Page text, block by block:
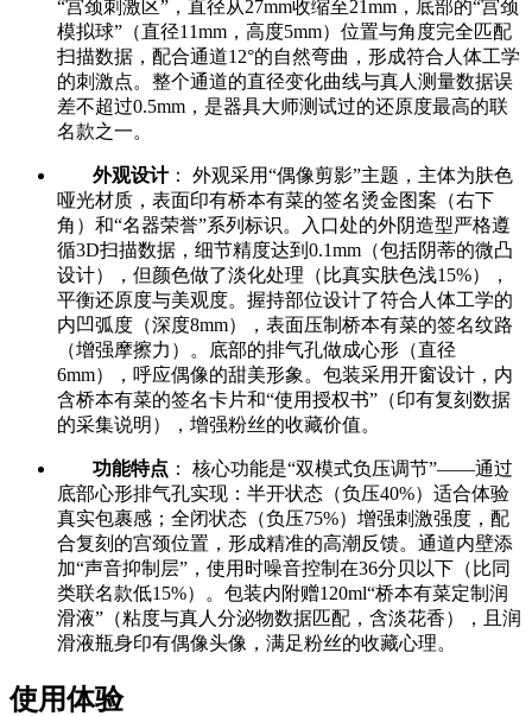
“宫颈刺激区”，直径从27mm收缩至21mm，底部的“宫颈
模拟球”（直径11mm，高度5mm）位置与角度完全匹配
扫描数据，配合通道12°的自然弯曲，形成符合人体工学
的刺激点。整个通道的直径变化曲线与真人测量数据误
差不超过0.5mm，是器具大师测试过的还原度最高的联
名款之一。
外观设计： 外观采用“偶像剪影”主题，主体为肤色
哑光材质，表面印有桥本有菜的签名烫金图案（右下
角）和“名器荣誉”系列标识。入口处的外阴造型严格遵
循3D扫描数据，细节精度达到0.1mm（包括阴蒂的微凸
设计），但颜色做了淡化处理（比真实肤色浅15%），
平衡还原度与美观度。握持部位设计了符合人体工学的
内凹弧度（深度8mm），表面压制桥本有菜的签名纹路
（增强摩擦力）。底部的排气孔做成心形（直径
6mm），呼应偶像的甜美形象。包装采用开窗设计，内
含桥本有菜的签名卡片和“使用授权书”（印有复刻数据
的采集说明），增强粉丝的收藏价值。
功能特点 ： 核心功能是“双模式负压调节”——通过
底部心形排气孔实现：半开状态（负压40%）适合体验
真实包裹感；全闭状态（负压75%）增强刺激强度，配
合复刻的宫颈位置，形成精准的高潮反馈。通道内壁添
加“声音抑制层”，使用时噪音控制在36分贝以下（比同
类联名款低15%）。包装内附赠120ml“桥本有菜定制润
滑液”（粘度与真人分泌物数据匹配，含淡花香），且润
滑液瓶身印有偶像头像，满足粉丝的收藏心理。
使用体验